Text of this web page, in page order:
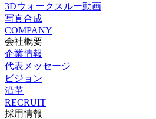
3Dウォークスルー動画
写真合成
COMPANY
会社概要
企業情報
代表メッセージ
ビジョン
沿革
RECRUIT
採用情報